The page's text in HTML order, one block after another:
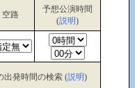
空路
予想公演時間
(説明)
出発時間の検索 (説明)